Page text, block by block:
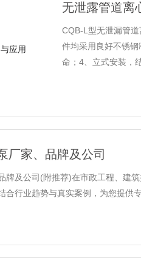
无泄露管道离
CQB-L型无泄漏管
件均采用良好不锈
命；4、立式安装，
厂家、品牌及公司
牌及公司(附推荐)在市政工程、建
合行业趋势与真实案例，为您提供